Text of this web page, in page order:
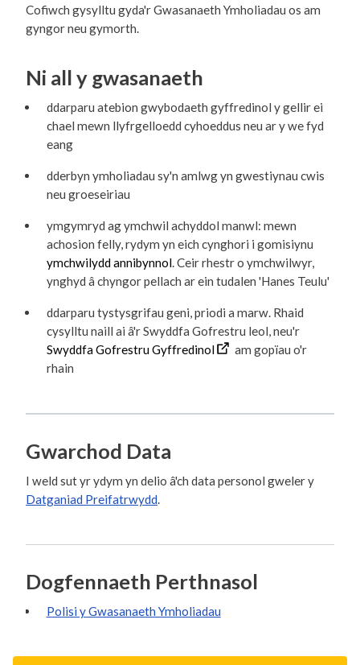
Cofiwch gysylltu gyda'r Gwasanaeth Ymholiadau os am
gyngor neu gymorth.
Ni all y gwasanaeth
ddarparu atebion gwybodaeth gyffredinol y gellir ei
chael mewn llyfrgelloedd cyhoeddus neu ar y we fyd
eang
dderbyn ymholiadau sy'n amlwg yn gwestiynau cwis
neu groeseiriau
ymgymryd ag ymchwil achyddol manwl: mewn
achosion felly, rydym yn eich cynghori i gomisiynu
ymchwilydd annibynnol. Ceir rhestr o ymchwilwyr,
ynghyd â chyngor pellach ar ein tudalen 'Hanes Teulu'
ddarparu tystysgrifau geni, priodi a marw. Rhaid
cysylltu naill ai â'r Swyddfa Gofrestru leol, neu'r
Swyddfa Gofrestru Gyffredinol
am gopïau o'r
rhain
Gwarchod Data
I weld sut yr ydym yn delio â'ch data personol gweler y
Datganiad Preifatrwydd.
Dogfennaeth Perthnasol
Polisi y Gwasanaeth Ymholiadau